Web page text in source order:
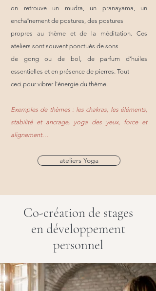
on retrouve un mudra, un pranayama, un
enchaînement de postures, des postures
propres au thème et de la méditation. Ces
ateliers sont souvent ponctués de sons
de gong ou de bol, de parfum d’huiles
essentielles et en présence de pierres. Tout
ceci pour vibrer l’énergie du thème.
Exemples de thèmes : les chakras, les éléments,
stabilité et ancrage, yoga des yeux, force et
alignement…
ateliers Yoga
Co-création de stages
en développement
personnel